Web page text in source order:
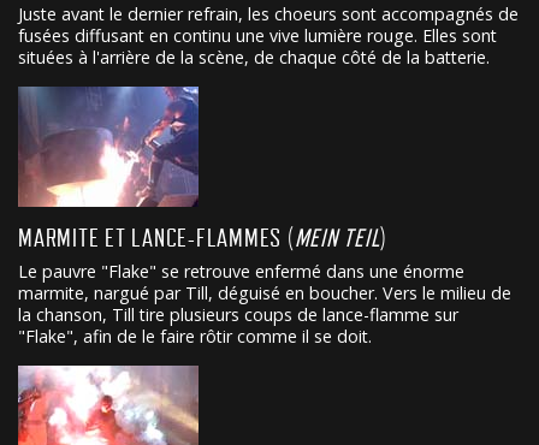
Juste avant le dernier refrain, les choeurs sont accompagnés de
fusées diffusant en continu une vive lumière rouge. Elles sont
situées à l'arrière de la scène, de chaque côté de la batterie.
MARMITE ET LANCE-FLAMMES (MEIN TEIL)
Le pauvre "Flake" se retrouve enfermé dans une énorme
marmite, nargué par Till, déguisé en boucher. Vers le milieu de
la chanson, Till tire plusieurs coups de lance-flamme sur
"Flake", afin de le faire rôtir comme il se doit.